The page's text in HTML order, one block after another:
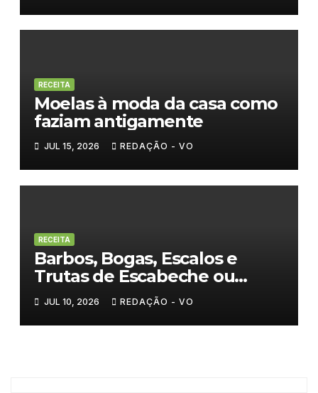
RECEITA
Moelas à moda da casa como
faziam antigamente
JUL 15, 2026 REDAÇÃO - VO
RECEITA
Barbos, Bogas, Escalos e
Trutas de Escabeche ou
Fritos
JUL 10, 2026 REDAÇÃO - VO